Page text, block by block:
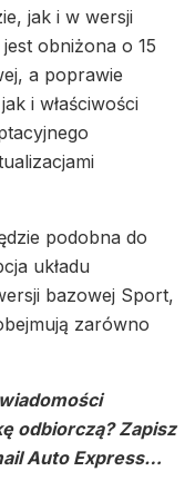
jak i w wersji
obniżona o 15
a poprawie
i właściwości
podobna do
układu
bazowej Sport,
zarówno
odbiorczą? Zapisz
Auto Express…